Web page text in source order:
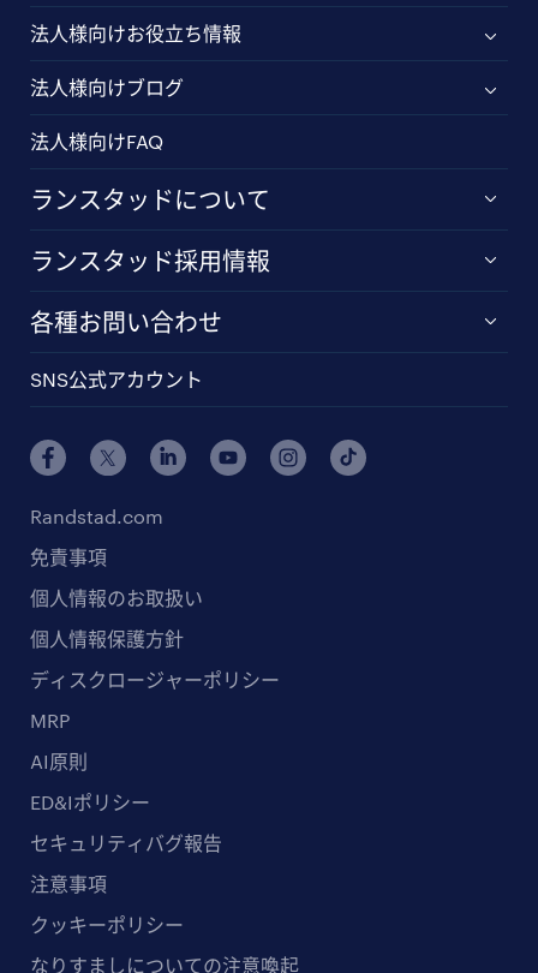
法人様向けお役立ち情報
法人様向けブログ
法人様向けFAQ
ランスタッドについて
ランスタッド採用情報
各種お問い合わせ
SNS公式アカウント
Randstad.com
免責事項
個人情報のお取扱い
個人情報保護方針
ディスクロージャーポリシー
MRP
AI原則
ED&Iポリシー
セキュリティバグ報告
注意事項
クッキーポリシー
なりすましについての注意喚起